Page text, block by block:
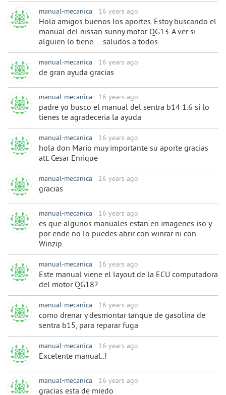
manual-mecanica 16 years ago
Hola amigos buenos los aportes. Estoy buscando el
manual del nissan sunny motor QG13. A ver si
alguien lo tiene.....saludos a todos
manual-mecanica 16 years ago
de gran ayuda gracias
manual-mecanica 16 years ago
padre yo busco el manual del sentra b14 1.6 si lo
tienes te agradeceria la ayuda
manual-mecanica 16 years ago
hola don Mario muy importante su aporte gracias
att. Cesar Enrique
manual-mecanica 16 years ago
gracias
manual-mecanica 16 years ago
es que algunos manuales estan en imagenes iso y
por ende no lo puedes abrir con winrar ni con
Winzip.
manual-mecanica 16 years ago
Este manual viene el layout de la ECU computadora
del motor QG18?
manual-mecanica 16 years ago
como drenar y desmontar tanque de gasolina de
sentra b15, para reparar fuga
manual-mecanica 16 years ago
Excelente manual..!
manual-mecanica 16 years ago
gracias esta de miedo